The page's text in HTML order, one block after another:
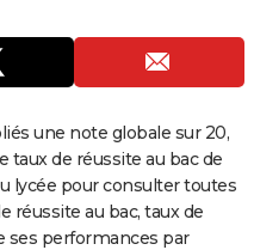
une note globale sur 20,
taux de réussite au bac de
lycée pour consulter toutes
réussite au bac, taux de
ses performances par